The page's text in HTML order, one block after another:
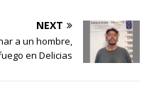
NEXT
a un hombre,
en Delicias